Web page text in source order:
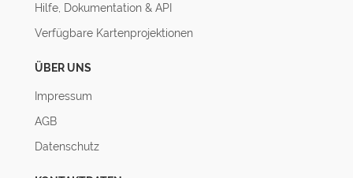
Hilfe, Dokumentation & API
Verfügbare Kartenprojektionen
ÜBER UNS
Impressum
AGB
Datenschutz